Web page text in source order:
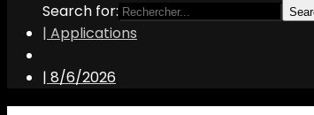
Search for:
| Applications
| 8/6/2026